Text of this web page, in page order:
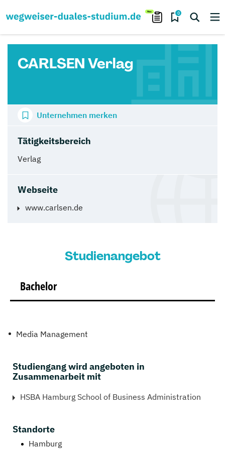
0
CARLSEN Verlag
Tätigkeitsbereich
Verlag
Webseite
www.carlsen.de
Unternehmen merken
Studienangebot
Bachelor
Media Management
Studiengang wird angeboten in
Zusammenarbeit mit
HSBA Hamburg School of Business Administration
Standorte
Hamburg